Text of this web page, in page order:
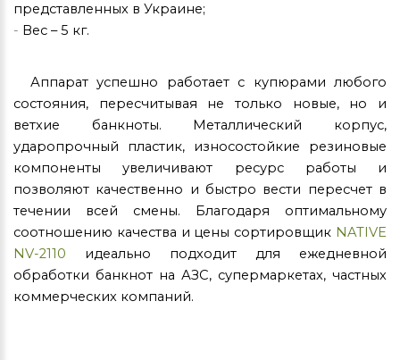
представленных в Украине;
- Вес – 5 кг.
Аппарат успешно работает с купюрами любого
состояния, пересчитывая не только новые, но и
ветхие банкноты. Металлический корпус,
ударопрочный пластик, износостойкие резиновые
компоненты увеличивают ресурс работы и
позволяют качественно и быстро вести пересчет в
течении всей смены. Благодаря оптимальному
соотношению качества и цены сортировщик NATIVE
NV-2110 идеально подходит для ежедневной
обработки банкнот на АЗС, супермаркетах, частных
коммерческих компаний.